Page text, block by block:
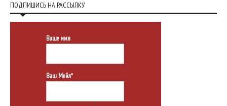
ПОДПИШИСЬ НА РАССЫЛКУ
Ваше имя
Ваш Мейл*